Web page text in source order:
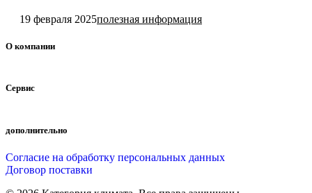
19 февраля 2025полезная информация
О компании
Сервис
дополнительно
Согласие на обработку персональных данных
Договор поставки